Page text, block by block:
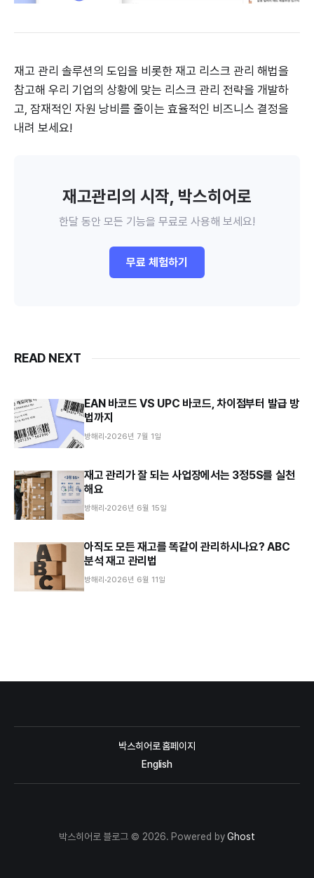
재고 관리 솔루션의 도입을 비롯한 재고 리스크 관리 해법을
참고해 우리 기업의 상황에 맞는 리스크 관리 전략을 개발하
고, 잠재적인 자원 낭비를 줄이는 효율적인 비즈니스 결정을
내려 보세요!
재고관리의 시작, 박스히어로
한달 동안 모든 기능을 무료로 사용해 보세요!
무료 체험하기
READ NEXT
EAN 바코드 VS UPC 바코드, 차이점부터 발급 방
법까지
방해리 2026년 7월 1일
재고 관리가 잘 되는 사업장에서는 3정5S를 실천
해요
방해리 2026년 6월 15일
아직도 모든 재고를 똑같이 관리하시나요? ABC
분석 재고 관리법
방해리 2026년 6월 11일
박스히어로 홈페이지
English
박스히어로 블로그 © 2026. Powered byGhost